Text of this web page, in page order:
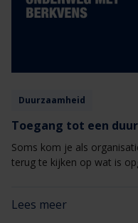
Duurzaamheid
Toegang tot een
Soms kom je als
terug te kijken op wat is
waarop we met Berkvens
Lees meer